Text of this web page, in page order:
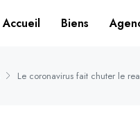
Accueil Biens
Le coronavirus fait chuter le